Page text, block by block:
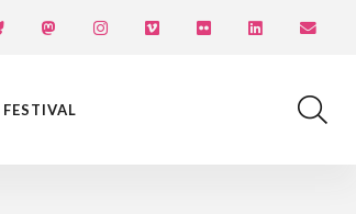
FESTIVAL